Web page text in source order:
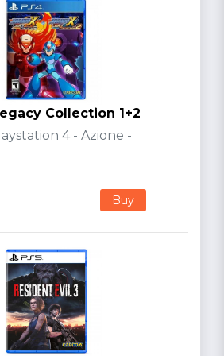
Collection 1+2
4 - Azione -
Buy